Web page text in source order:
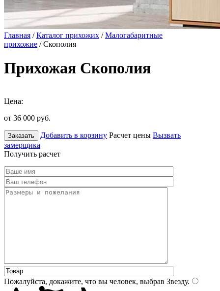
Главная /Каталог прихожих /Малогабаритные
прихожие / Скополия
Прихожая Скополия
Цена:
от 36 000 руб.
Заказать Добавить в корзину Расчет цены Вызвать
замерщика
Получить расчет
Пожалуйста, докажите, что вы человек, выбрав Звезду.